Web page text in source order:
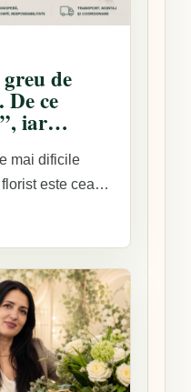
de
ce
iar
mai dificile
este cea…